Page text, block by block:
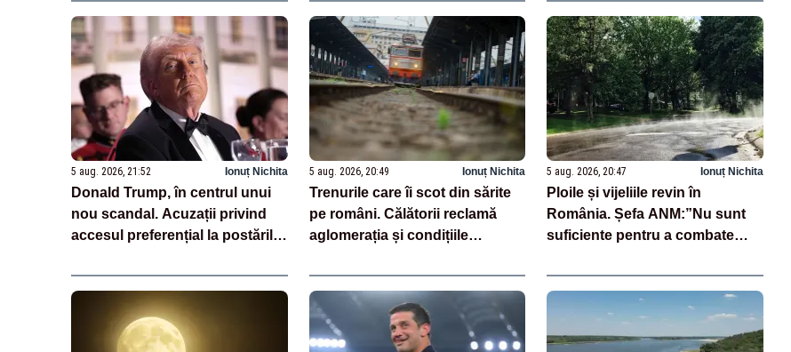
5 aug. 2026, 21:52 Ionuț Nichita
Donald Trump, în centrul unui
nou scandal. Acuzații privind
accesul preferențial la postările
5 aug. 2026, 20:49 Ionuț Nichita
Trenurile care îi scot din sărite
pe români. Călătorii reclamă
aglomerația și condițiile
5 aug. 2026, 20:47 Ionuț Nichita
Ploile și vijeliile revin în
România. Șefa ANM:”Nu sunt
suficiente pentru a combate
situația Dunării”